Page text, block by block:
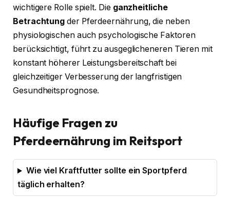
wichtigere Rolle spielt. Die ganzheitliche
Betrachtung der Pferdeernährung, die neben
physiologischen auch psychologische Faktoren
berücksichtigt, führt zu ausgeglicheneren Tieren mit
konstant höherer Leistungsbereitschaft bei
gleichzeitiger Verbesserung der langfristigen
Gesundheitsprognose.
Häufige Fragen zu
Pferdeernährung im Reitsport
Wie viel Kraftfutter sollte ein Sportpferd
täglich erhalten?